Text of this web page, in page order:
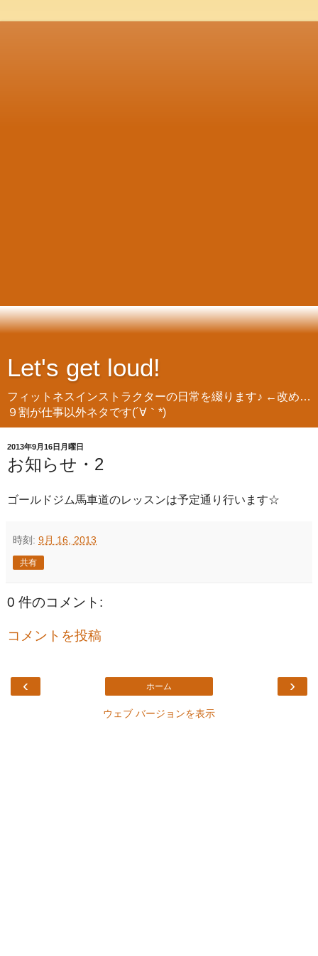
Let's get loud!
フィットネスインストラクターの日常を綴ります♪ ←改め…
９割が仕事以外ネタです(´∀｀*)
2013年9月16日月曜日
お知らせ・2
ゴールドジム馬車道のレッスンは予定通り行います☆
時刻: 9月 16, 2013
共有
0 件のコメント:
コメントを投稿
‹ ›
ホーム
ウェブ バージョンを表示